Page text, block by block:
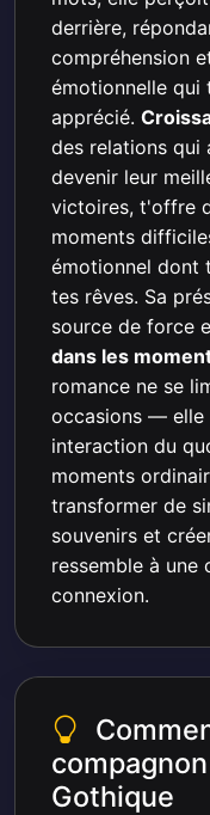
derrière,
compréhension
émotionnelle qui
apprécié.
des relations qui
devenir leur
victoires, t'offre
moments
émotionnel dont
tes rêves. Sa
source de force
dans les
romance ne se
occasions — elle
interaction du
moments
transformer de
souvenirs et
ressemble à
connexion.
Gothique